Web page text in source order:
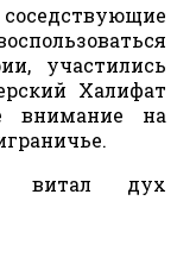
участились
Халифат
внимание на
витал дух